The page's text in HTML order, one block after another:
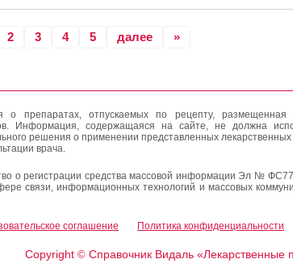
2 3 4 5 далее »
о препаратах, отпускаемых по рецепту,
Информация, содержащаяся на сайте, не должна
решения о применении представленных
врача.
о регистрации средства массовой информации Эл №
связи, информационных технологий и массовых
соглашение Политика конфиденциальности
Copyright ©Справочник Видаль «Лекарственные